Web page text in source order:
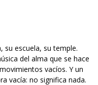
su escuela, su temple.
del alma que se hace
vacíos. Y un
vacía: no significa nada.